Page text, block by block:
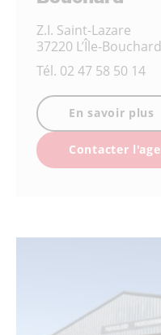
Z.I. Saint-Lazare
37220 L’Île-Bouchard
Tél. 02 47 58 50 14
En savoir plus
Contacter